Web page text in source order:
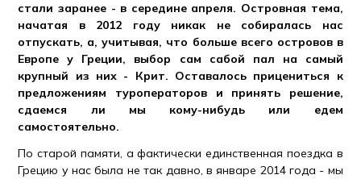
стали заранее - в середине апреля. Островная тема,
начатая в 2012 году никак не собиралась нас
отпускать, а, учитывая, что больше всего островов в
Европе у Греции, выбор сам сабой пал на самый
крупный из них - Крит. Оставалось прицениться к
предложениям туроператоров и принять решение,
сдаемся ли мы кому-нибудь или едем
самостоятельно.
По старой памяти, а фактически единственная поездка в
Грецию у нас была не так давно, в январе 2014 года - мы